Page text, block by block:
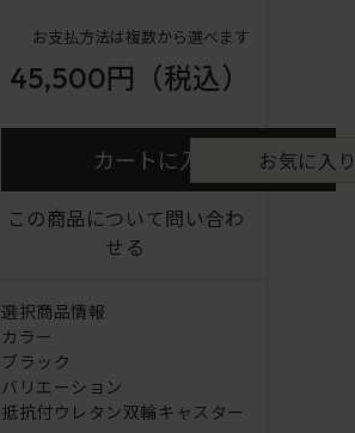
お支払方法は複数から選べます
45,500円 （税込）
カートに入れる お気に入
この商品について問い合わ
せる
選択商品情報
カラー
ブラック
バリエーション
抵抗付ウレタン双輪キャスター